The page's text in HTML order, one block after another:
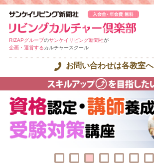
RIZAPグループのサンケイリビング新聞社が
企画・運営するカルチャースクール
お問い合わせは各教室へ